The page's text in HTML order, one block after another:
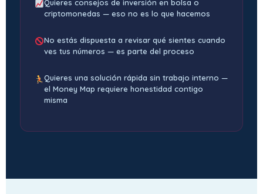
Quieres consejos de inversión en bolsa o
criptomonedas — eso no es lo que hacemos
No estás dispuesta a revisar qué sientes cuando
ves tus números — es parte del proceso
Quieres una solución rápida sin trabajo interno —
el Money Map requiere honestidad contigo
misma